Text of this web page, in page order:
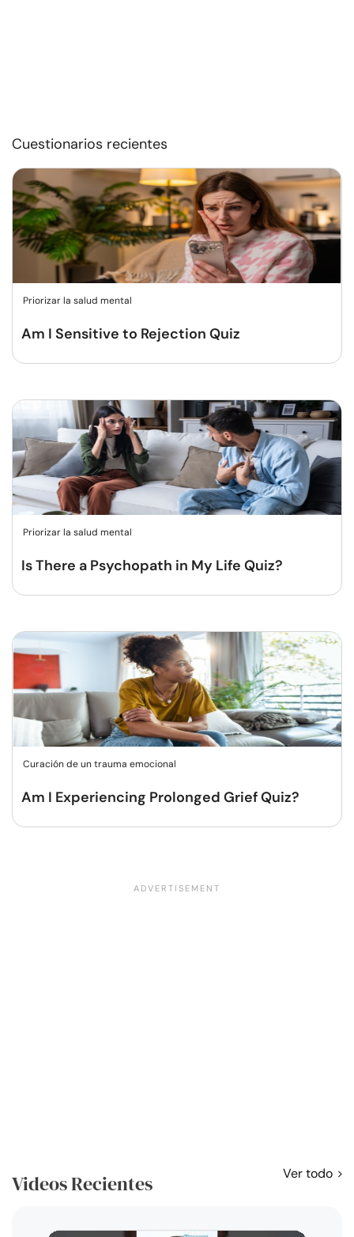
Cuestionarios recientes
Priorizar la salud mental
Am I Sensitive to Rejection Quiz
Priorizar la salud mental
Is There a Psychopath in My Life Quiz?
Curación de un trauma emocional
Am I Experiencing Prolonged Grief Quiz?
Videos Recientes Ver todo